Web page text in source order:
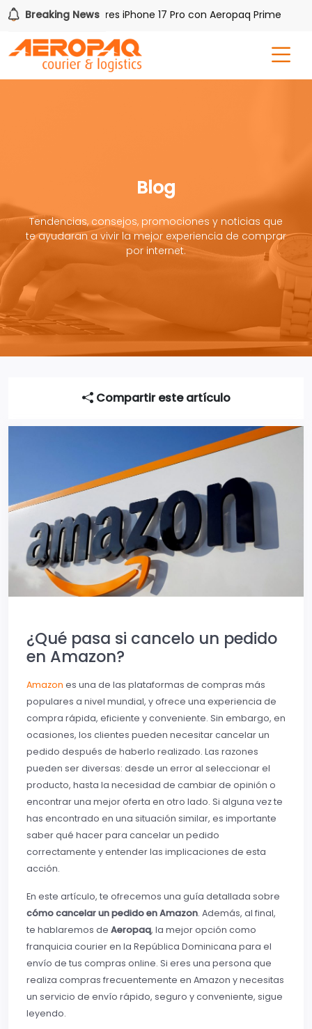
Breaking News
Gana uno de tres iPhone 17 Pro con Aeropaq Prime
Blog
Tendencias, consejos, promociones y noticias que
te ayudaran a vivir la mejor experiencia de comprar
por internet.
Compartir este artículo
¿Qué pasa si cancelo un pedido
en Amazon?
Amazon es una de las plataformas de compras más
populares a nivel mundial, y ofrece una experiencia de
compra rápida, eficiente y conveniente. Sin embargo, en
ocasiones, los clientes pueden necesitar cancelar un
pedido después de haberlo realizado. Las razones
pueden ser diversas: desde un error al seleccionar el
producto, hasta la necesidad de cambiar de opinión o
encontrar una mejor oferta en otro lado. Si alguna vez te
has encontrado en una situación similar, es importante
saber qué hacer para cancelar un pedido
correctamente y entender las implicaciones de esta
acción.
En este artículo, te ofrecemos una guía detallada sobre
cómo cancelar un pedido en Amazon. Además, al final,
te hablaremos de Aeropaq, la mejor opción como
franquicia courier en la República Dominicana para el
envío de tus compras online. Si eres una persona que
realiza compras frecuentemente en Amazon y necesitas
un servicio de envío rápido, seguro y conveniente, sigue
leyendo.